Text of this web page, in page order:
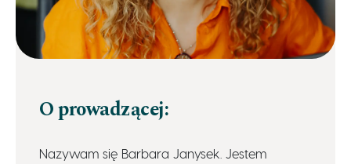
O prowadzącej:
Nazywam się Barbara Janysek. Jestem